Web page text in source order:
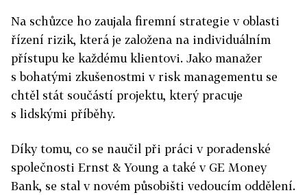
Na schůzce ho zaujala firemní strategie v oblasti
řízení rizik, která je založena na individuálním
přístupu ke každému klientovi. Jako manažer
s bohatými zkušenostmi v risk managementu se
chtěl stát součástí projektu, který pracuje
s lidskými příběhy.
Díky tomu, co se naučil při práci v poradenské
společnosti Ernst & Young a také v GE Money
Bank, se stal v novém působišti vedoucím oddělení.